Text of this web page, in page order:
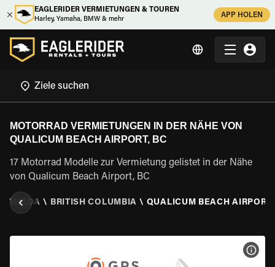
EAGLERIDER VERMIETUNGEN & TOUREN
Harley, Yamaha, BMW & mehr
APP HOLEN
MOTORRAD VERMIETUNGEN IN DER NÄHE VON
QUALICUM BEACH AIRPORT, BC
17 Motorrad Modelle zur Vermietung gelistet in der Nähe
von Qualicum Beach Airport, BC
KANADA \ BRITISH COLUMBIA \ QUALICUM BEACH